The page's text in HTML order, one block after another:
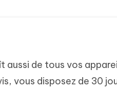
aussi de tous vos
vous disposez de 30